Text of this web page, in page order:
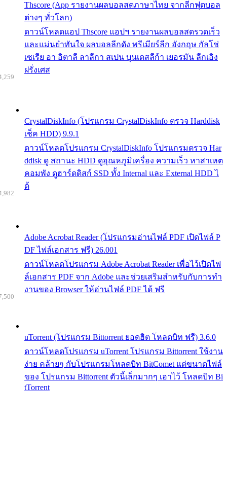
Thscore (App รายงานผลบอลสดภาษาไทย จากลีกฟุตบอล
ต่างๆ ทั่วโลก)
ดาวน์โหลดแอป Thscore แอปฯ รายงานผลบอลสดรวดเร็ว
และแม่นยำทันใจ ผลบอลลีกดัง พรีเมียร์ลีก อังกฤษ กัลโช่
เซเรีย อา อิตาลี ลาลีกา สเปน บุนเดสลีก้า เยอรมัน ลีกเอิง
ฝรั่งเศส
CrystalDiskInfo (โปรแกรม CrystalDiskInfo ตรวจ Harddisk
เช็ค HDD) 9.9.1
ดาวน์โหลดโปรแกรม CrystalDiskInfo โปรแกรมตรวจ Har
ddisk ดู สถานะ HDD ดูอุณหภูมิเครื่อง ความเร็ว หาสาเหต
คอมพัง ดูฮาร์ดดิสก์ SSD ทั้ง Internal และ External HDD ไ
ด้
Adobe Acrobat Reader (โปรแกรมอ่านไฟล์ PDF เปิดไฟล์ P
DF ไฟล์เอกสาร ฟรี) 26.001
ดาวน์โหลดโปรแกรม Adobe Acrobat Reader เพื่อไว้เปิดไฟ
ล์เอกสาร PDF จาก Adobe และช่วยเสริมสำหรับกับการทำ
งานของ Browser ให้อ่านไฟล์ PDF ได้ ฟรี
uTorrent (โปรแกรม Bittorrent ยอดฮิต โหลดบิท ฟรี) 3.6.0
ดาวน์โหลดโปรแกรม uTorrent โปรแกรม Bittorrent ใช้งาน
ง่าย คล้ายๆ กับโปรแกรมโหลดบิท BitComet แต่ขนาดไฟล์
ของ โปรแกรม Bittorrent ตัวนี้เล็กมากๆ เอาไว้ โหลดบิท Bi
tTorrent